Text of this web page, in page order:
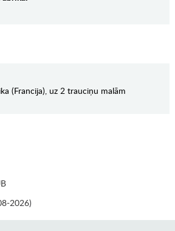
(Francija), uz 2 trauciņu malām
2026)